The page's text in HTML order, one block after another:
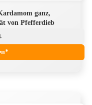
ganz,
von Pfefferdieb